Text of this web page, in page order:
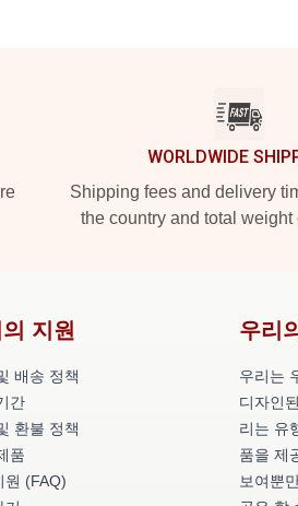
WORLDWIDE
Shipping fees and delivery
the country and total weight
지원
배송 정책
간
환불 정책
품
원 (FAQ)
우리
우리는
디자인
리는 유
품을 제
보여뿐